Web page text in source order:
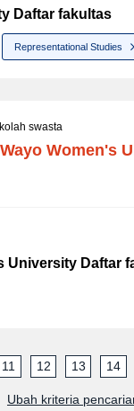
Daftar fakultas
Representational Studies
swasta
Wayo Women's
University Daftar
11 12 13 14
Ubah kriteria